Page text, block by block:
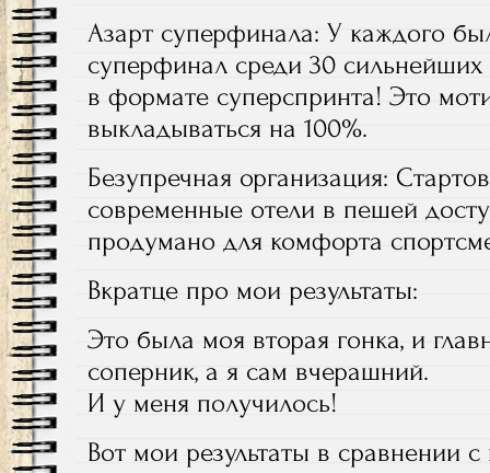
Азарт суперфинала: У каждого
суперфинал среди 30
в формате суперспринта! Это
выкладываться на 100%.
Безупречная организация:
современные отели в пешей
продумано для комфорта
Вкратце про мои результаты:
Это была моя вторая гонка, и
соперник, а я сам вчерашний.
И у меня получилось!
Вот мои результаты в сравнении